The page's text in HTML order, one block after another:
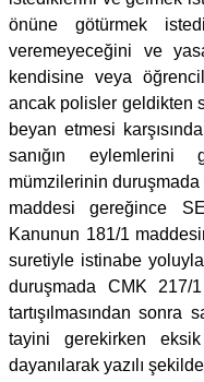
önüne götürmek
veremeyeceğini ve
kendisine veya
ancak polisler geldikten
beyan etmesi
sanığın
mümzilerinin duruşmada
maddesi gereğince
Kanunun 181/1
suretiyle istinabe
duruşmada CMK 217/
tartışılmasından sonra
tayini gerekirken
dayanılarak yazılı